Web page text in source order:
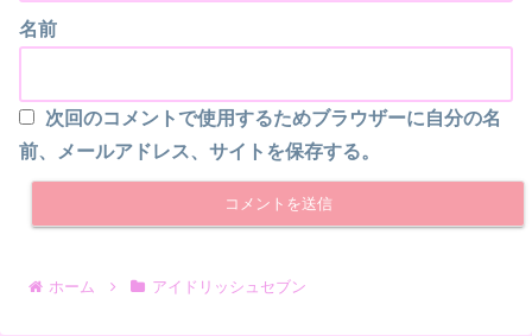
名前
次回のコメントで使用するためブラウザーに自分の名
前、メールアドレス、サイトを保存する。
ホーム アイドリッシュセブン